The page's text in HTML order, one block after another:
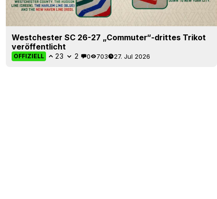
Westchester SC 26-27 „Commuter“-drittes Trikot
veröffentlicht
OFFIZIELL 23 2 0 703 27. Jul 2026